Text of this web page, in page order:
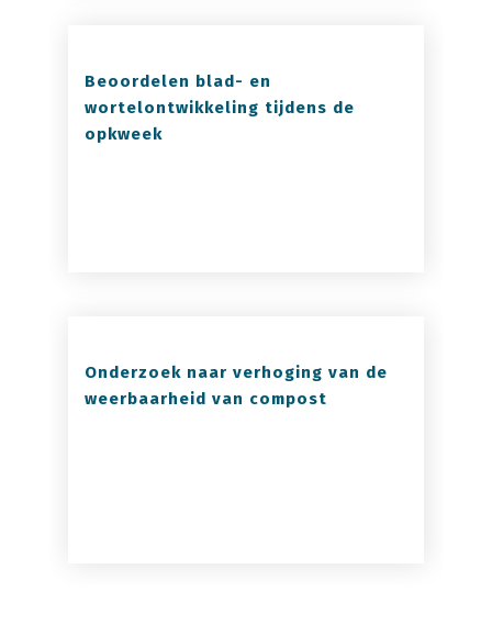
Beoordelen blad- en
wortelontwikkeling tijdens de
opkweek
Onderzoek naar verhoging van de
weerbaarheid van compost